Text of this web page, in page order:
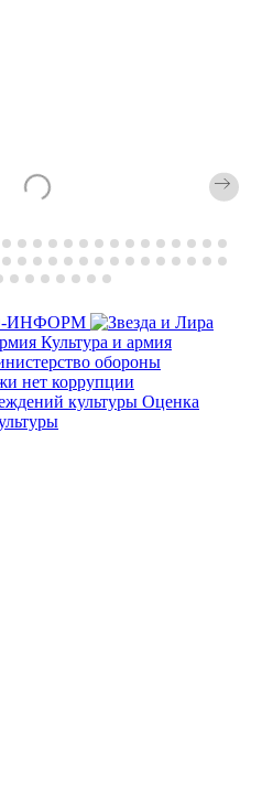
ИНФОРМ
Культура и армия
обороны
нет коррупции
Оценка